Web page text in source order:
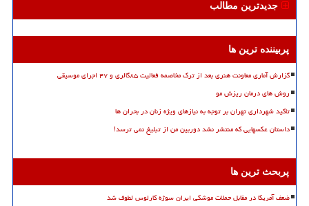
جدیدترین مطالب
پربیننده ترین ها
گزارش آماری معاونت هنری بعد از ترک مخاصمه فعالیت ۸۵گالری و ۴۷ اجرای موسیقی
روش های درمان ریزش مو
تاکید شهرداری تهران بر توجه به نیازهای ویژه زنان در بحران ها
داستان عکسهایی که منتشر نشد دوربین من از تبلیغ نمی ترسد!
پربحث ترین ها
ضعف آمریکا در مقابل حملات موشکی ایران سوژه کارلوس لطوف شد